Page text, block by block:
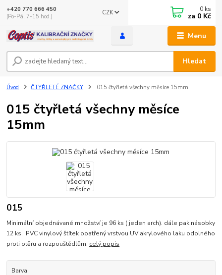
Menu
CZK
Hledat
+420 770 666 450
(Po-Pá, 7-15 hod.)
0 ks
za 0 Kč
Úvod ČTYŘLETÉ ZNAČKY 015 čtyřletá všechny měsíce 15mm
015 čtyřletá všechny měsíce
15mm
015
Minimální objednávané množství je 96 ks ( jeden arch). dále pak násobky
12 ks. PVC vinylový štítek opatřený vrstvou UV akrylového laku odolného
proti otěru a rozpouštědlům. celý popis
Barva